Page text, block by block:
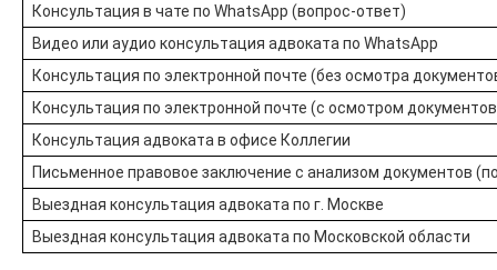
Консультация в чате по WhatsApp (вопрос-ответ)
Видео или аудио консультация адвоката по WhatsApp
Консультация по электронной почте (без осмотра
Консультация по электронной почте (с осмотром
Консультация адвоката в офисе Коллегии
Письменное правовое заключение с анализом документов
Выездная консультация адвоката по г. Москве
Выездная консультация адвоката по Московской области